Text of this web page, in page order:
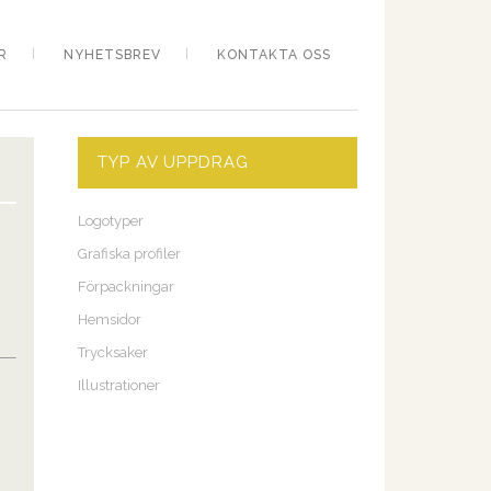
NYHETSBREV KONTAKTA OSS
TYP AV UPPDRAG
Logotyper
Grafiska profiler
Förpackningar
Hemsidor
Trycksaker
Illustrationer